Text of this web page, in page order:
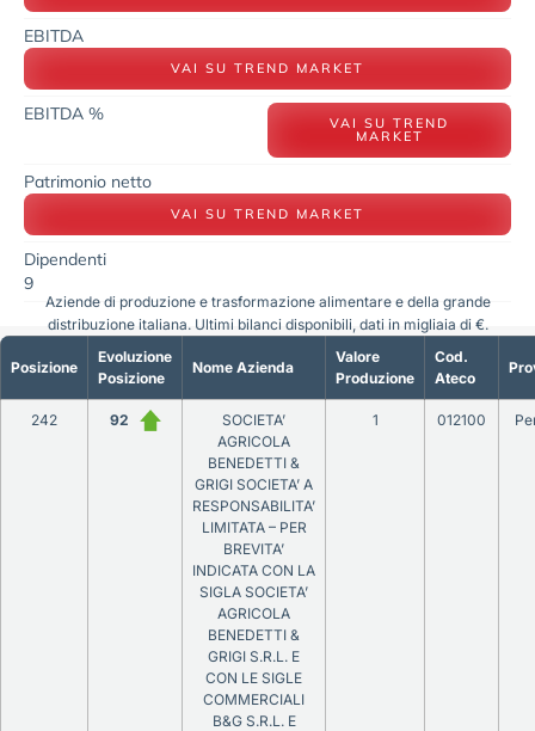
EBITDA
VAI SU TREND MARKET
EBITDA % VAI SU TREND
MARKET
Patrimonio netto
VAI SU TREND MARKET
Dipendenti
9
Posizione
Evoluzione
Posizione
Nome Azienda
Valore
Produzione
Cod.
Ateco
242 92
SOCIETA’
AGRICOLA
BENEDETTI &
GRIGI SOCIETA’ A
RESPONSABILITA’
LIMITATA – PER
BREVITA’
INDICATA CON LA
SIGLA SOCIETA’
AGRICOLA
BENEDETTI &
GRIGI S.R.L. E
CON LE SIGLE
COMMERCIALI
B&G S.R.L. E
1 012100
Aziende di produzione e trasformazione alimentare e della grande
distribuzione italiana. Ultimi bilanci disponibili, dati in migliaia di €.